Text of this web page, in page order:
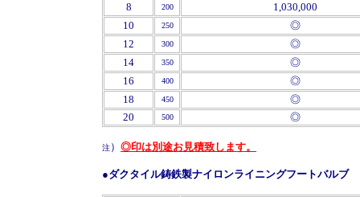
8
200
1,030,000
10
250
◎
12
300
◎
14
350
◎
16
400
◎
18
450
◎
20
500 ◎
注） ◎印は別途お見積致します。
●ダクタイル鋳鉄製ナイロンライニングフートバルブ